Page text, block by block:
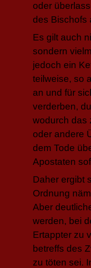
oder
des Bischofs
Es gilt auch
sondern
jedoch ein
teilweise, so
an und für
verderben,
wodurch das
oder andere
dem Tode
Apostaten
Daher ergibt
Ordnung
Aber
werden, bei
Ertappter zu
betreffs des
zu töten sei.